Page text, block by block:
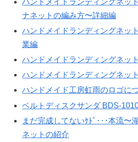
ナネットの編み方〜詳細編
ハンドメイドランディングネ
業編
ハンドメイドランディングネッ
ハンドメイドランディングネッ
ハンドメイド工房虹雨のロゴに
ベルトディスクサンダ BDS-
まだ完成してないｹﾄﾞ･･･本流
ネットの紹介